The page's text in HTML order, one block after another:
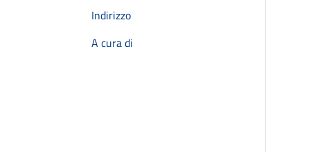
Indirizzo
A cura di